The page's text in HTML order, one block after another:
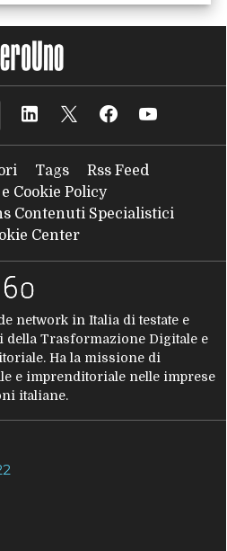
Tags
Rss Feed
Cookie Policy
Contenuti Specialistici
Center
network in Italia di testate e
della Trasformazione Digitale e
Ha la missione di
e imprenditoriale nelle imprese
italiane.